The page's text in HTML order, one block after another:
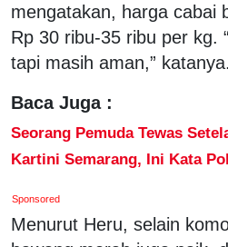
mengatakan, harga cabai
Rp 30 ribu-35 ribu per kg.
tapi masih aman,” katanya.
Baca Juga :
Seorang Pemuda Tewas
Kartini Semarang, Ini Kata
Sponsored
Menurut Heru, selain